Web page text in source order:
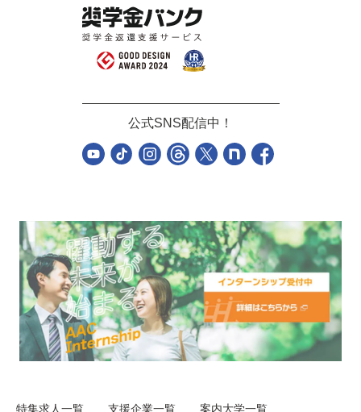
公式SNS配信中！
特集求人一覧 支援企業一覧 案内大学一覧